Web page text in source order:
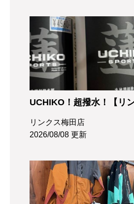
UCHIKO！超撥水！【リ
リンクス梅田店
2026/08/08 更新